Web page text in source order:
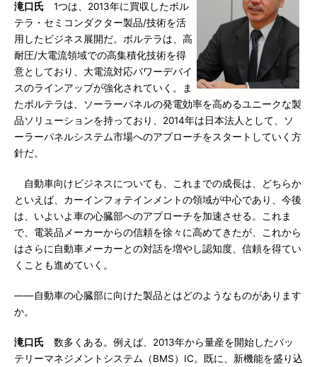
滝口氏 1つは、2013年に買収したボル
テラ・セミコンダクター製品/技術を活
用したビジネス展開だ。ボルテラは、高
耐圧/大電流領域での高集積化技術を得
意としており、大電流対応パワーデバイ
スのラインアップが強化されていく。ま
たボルテラは、ソーラーパネルの発電効率を高めるユニークな製
品ソリューションを持っており、2014年は日本法人として、ソ
ーラーパネルシステム市場へのアプローチをスタートしていく方
針だ。
自動車向けビジネスについても、これまでの成長は、どちらか
といえば、カーインフォテインメントの領域が中心であり、今後
は、いよいよ車の心臓部へのアプローチを加速させる。これま
で、電装品メーカーからの信頼を徐々に高めてきたが、これから
はさらに自動車メーカーとの対話を増やし認知度、信頼を得てい
くことも進めていく。
――自動車の心臓部に向けた製品とはどのようなものがあります
か。
滝口氏 数多くある。例えば、2013年から量産を開始したバッ
テリーマネジメントシステム（BMS）IC。既に、新機能を盛り込